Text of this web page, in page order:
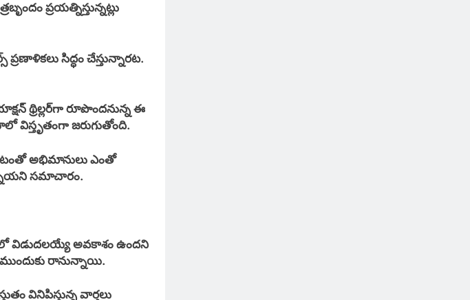
ప్రయత్నిస్తున్నట్లు
సిద్ధం చేస్తున్నారట.
థ్రిల్లర్‌గా రూపొందనున్న ఈ
విస్తృతంగా జరుగుతోంది.
అభిమానులు ఎంతో
సమాచారం.
విడుదలయ్యే అవకాశం ఉందని
రానున్నాయి.
వినిపిస్తున్న వార్తలు